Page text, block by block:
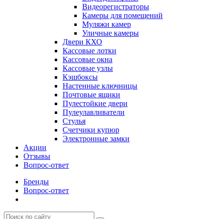
Видеорегистраторы
Камеры для помещений
Муляжи камер
Уличные камеры
Двери КХО
Кассовые лотки
Кассовые окна
Кассовые узлы
Кэшбоксы
Настенные ключницы
Почтовые ящики
Пулестойкие двери
Пулеулавливатели
Стулья
Счетчики купюр
Электронные замки
Акции
Отзывы
Вопрос-ответ
Бренды
Вопрос-ответ